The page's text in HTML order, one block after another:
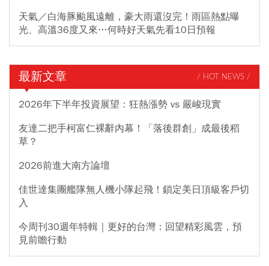
天氣／白海豚颱風遠離，豪大雨還沒完！雨區熱點曝
光、高溫36度又來…何時好天氣先看10日預報
最新文章 / HOT NEWS /
2026年下半年投資展望：狂熱漲勢 vs 嚴峻現實
友達二把手柯富仁裸辭內幕！「落後群創」成最後稻
草？
2026前進大南方論壇
佳世達集團艦隊無人機小隊起飛！鎖定美日頂級客戶切
入
今周刊30週年特輯｜更好的台灣：回望精彩風雲，預
見前瞻行動